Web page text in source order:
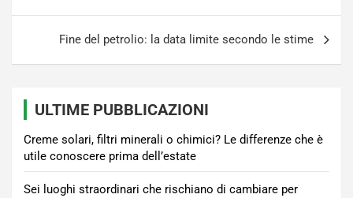
Fine del petrolio: la data limite secondo le stime
ULTIME PUBBLICAZIONI
Creme solari, filtri minerali o chimici? Le differenze che è
utile conoscere prima dell’estate
Sei luoghi straordinari che rischiano di cambiare per